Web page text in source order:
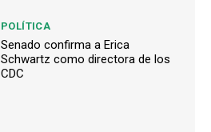
POLÍTICA
Senado confirma a Erica
Schwartz como directora de los
CDC